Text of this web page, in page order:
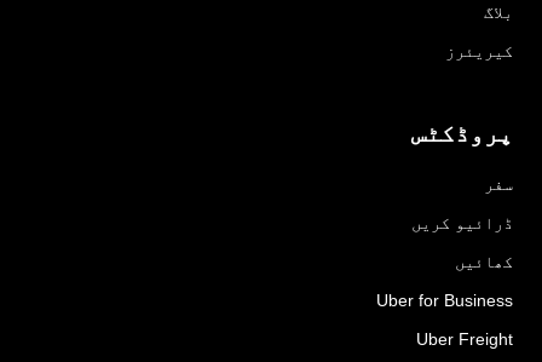
بلاگ
کیریئرز
پروڈکٹس
سفر
ڈرائیو کریں
کھائیں
Uber for Business
Uber Freight